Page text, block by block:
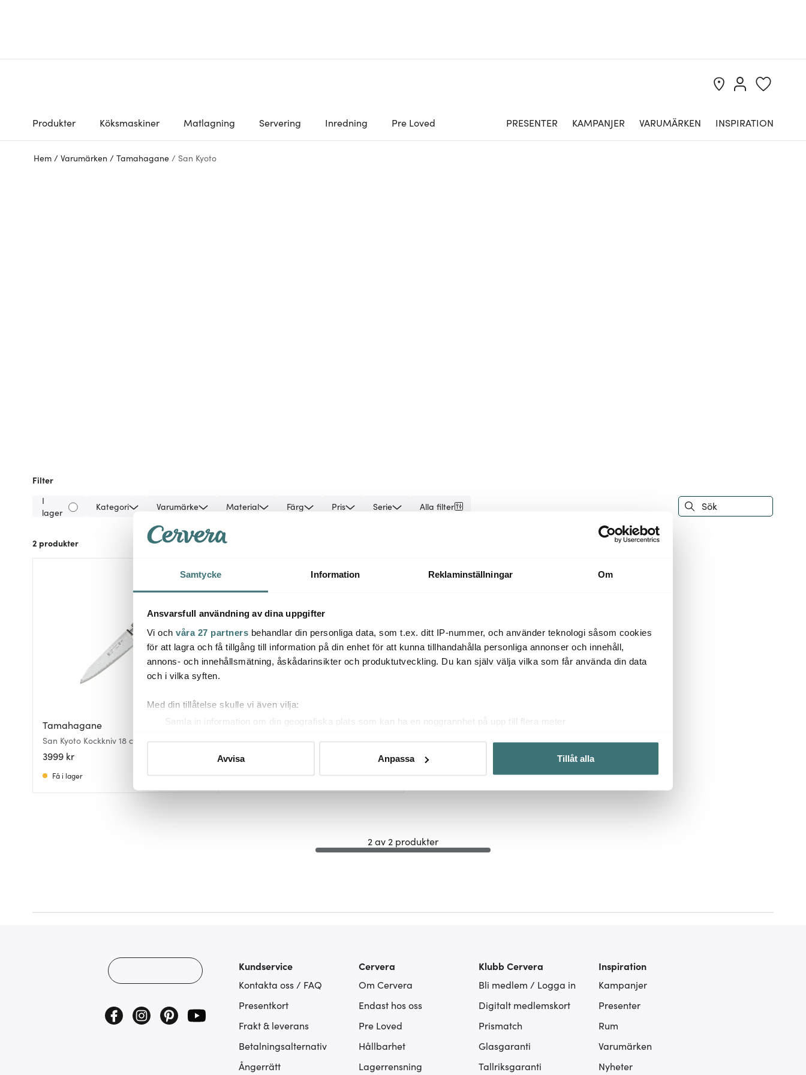
Samtycke Information Reklaminställningar Om
Ansvarsfull användning av dina uppgifter
Vi och våra 27 partners behandlar din personliga data, som t.ex. ditt IP-nummer, och använder teknologi såsom cookies
för att lagra och få tillgång till information på din enhet för att kunna tillhandahålla personliga annonser och innehåll,
annons- och innehållsmätning, åskådarinsikter och produktutveckling. Du kan själv välja vilka som får använda din data
och i vilka syften.
Med din tillåtelse skulle vi även vilja:
Samla in information om din geografiska plats som kan ha en noggrannhet på upp till flera meter
detaljsektionen
eller dra tillbaka ditt samtycke när som helst från cookie-förklaringen.
Vi använder cookies för att innehållet och annonserna ska anpassas efter det som vi tror att du tycker om. Det gör också
Avvisa Anpassa Tillåt alla
Produkter Köksmaskiner Matlagning Servering Inredning Pre Loved PRESENTER KAMPANJER VARUMÄRKEN INSPIRATION
Hem / Varumärken / Tamahagane / San Kyoto
Filter
I
lager
Kategori Varumärke Material Färg Pris Serie Alla filter
2 produkter
Tamahagane
San Kyoto Kockkniv 18 cm
3999 kr
Få i lager
Tamahagane
4899 kr
2 av 2 produkter
Kundservice
Kontakta oss / FAQ
Presentkort
Frakt & leverans
Betalningsalternativ
Ångerrätt
Cervera
Om Cervera
Endast hos oss
Pre Loved
Hållbarhet
Lagerrensning
Klubb Cervera
Bli medlem / Logga in
Digitalt medlemskort
Prismatch
Glasgaranti
Tallriksgaranti
Inspiration
Kampanjer
Presenter
Rum
Varumärken
Nyheter